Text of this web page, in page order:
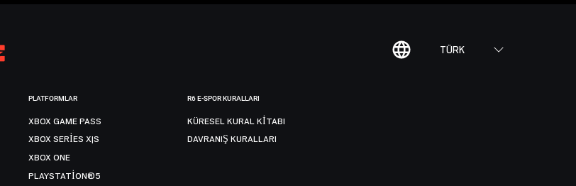
TÜRK
PLATFORMLAR
XBOX GAME PASS
XBOX SERIES X|S
XBOX ONE
PLAYSTATION®5
R6 E-SPOR KURALLARI
KÜRESEL KURAL KITABI
DAVRANIŞ KURALLARI